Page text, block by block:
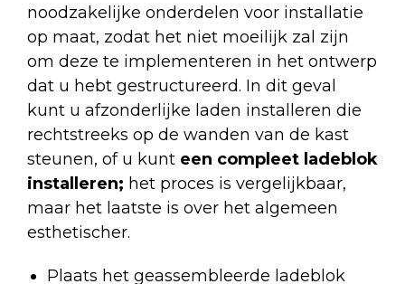
noodzakelijke onderdelen voor installatie
op maat, zodat het niet moeilijk zal zijn
om deze te implementeren in het ontwerp
dat u hebt gestructureerd. In dit geval
kunt u afzonderlijke laden installeren die
rechtstreeks op de wanden van de kast
steunen, of u kunt een compleet ladeblok
installeren; het proces is vergelijkbaar,
maar het laatste is over het algemeen
esthetischer.
Plaats het geassembleerde ladeblok